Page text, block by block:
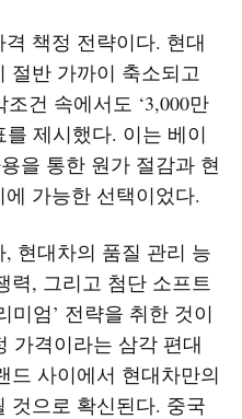
책정 전략이다. 현대
절반 가까이 축소되고
건 속에서도 ‘3,000만
제시했다. 이는 베이
을 통한 원가 절감과 현
가능한 선택이었다.
현대차의 품질 관리 능
력, 그리고 첨단 소프트
미엄’ 전략을 취한 것이
가격이라는 삼각 편대
드 사이에서 현대차만의
것으로 확신된다. 중국